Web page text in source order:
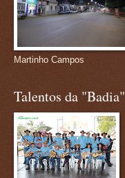
Martinho Campos
Talentos da "Badia"